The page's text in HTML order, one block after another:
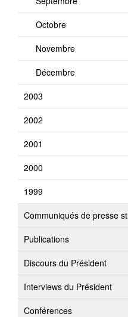
Octobre
Novembre
Décembre
2003
2002
2001
2000
1999
Communiqués de presse
Publications
Discours du Président
Interviews du Président
Conférences